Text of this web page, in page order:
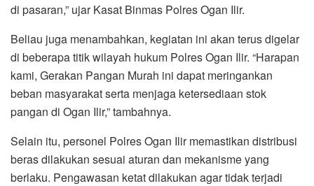
di pasaran,” ujar Kasat Binmas Polres Ogan Ilir.
Beliau juga menambahkan, kegiatan ini akan terus digelar
di beberapa titik wilayah hukum Polres Ogan Ilir. “Harapan
kami, Gerakan Pangan Murah ini dapat meringankan
beban masyarakat serta menjaga ketersediaan stok
pangan di Ogan Ilir,” tambahnya.
Selain itu, personel Polres Ogan Ilir memastikan distribusi
beras dilakukan sesuai aturan dan mekanisme yang
berlaku. Pengawasan ketat dilakukan agar tidak terjadi